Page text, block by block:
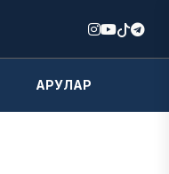
АРУЛАР